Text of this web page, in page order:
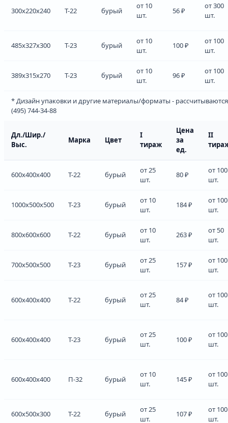
300x220x240 Т-22 бурый
от 10
шт.
56 ₽
от 300
шт.
485x327x300 Т-23 бурый
от 10
шт.
100 ₽
от 100
шт.
389x315x270 Т-23 бурый
от 10
шт.
96 ₽
от 100
шт.
* Дизайн упаковки и другие материалы/форматы -
(495) 744-34-88
Дл./Шир./
Выс.
Марка Цвет
I
тираж
Цена
за
ед.
II
600x400x400 Т-22 бурый
от 25
шт.
80 ₽
от 100
шт.
1000x500x500 Т-23 бурый
от 10
шт.
184 ₽
от 100
шт.
800x600x600 Т-22 бурый
от 10
шт.
263 ₽
от 50
шт.
700x500x500 Т-23 бурый
от 25
шт.
157 ₽
от 100
шт.
600x400x400 Т-22 бурый
от 25
шт.
84 ₽
от 100
шт.
600x400x400 Т-23 бурый
от 25
шт.
100 ₽
от 100
шт.
600x400x400 П-32 бурый
от 10
шт.
145 ₽
от 100
шт.
600x500x300 Т-22 бурый
от 25
шт.
107 ₽
от 100
шт.